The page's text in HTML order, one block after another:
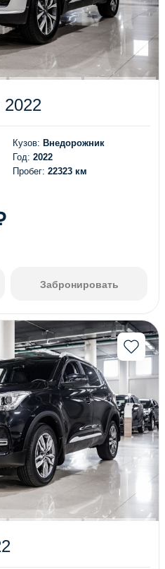
2022
Кузов: Внедорожник
Год: 2022
Пробег: 22323 км
Забронировать